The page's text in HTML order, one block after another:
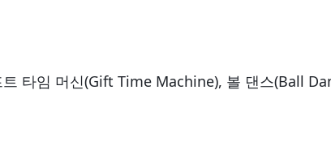
타임 머신(Gift Time Machine), 볼 댄스(Ball